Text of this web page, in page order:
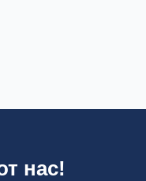
нас!